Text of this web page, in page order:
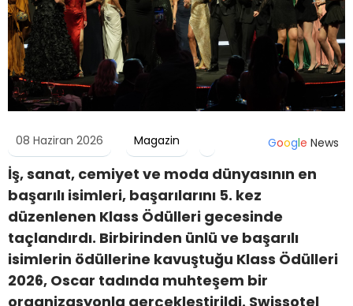
08 Haziran 2026 Magazin Google News
İş, sanat, cemiyet ve moda dünyasının en
başarılı isimleri, başarılarını 5. kez
düzenlenen Klass Ödülleri gecesinde
taçlandırdı. Birbirinden ünlü ve başarılı
isimlerin ödüllerine kavuştuğu Klass Ödülleri
2026, Oscar tadında muhteşem bir
organizasyonla gerçekleştirildi. Swissotel